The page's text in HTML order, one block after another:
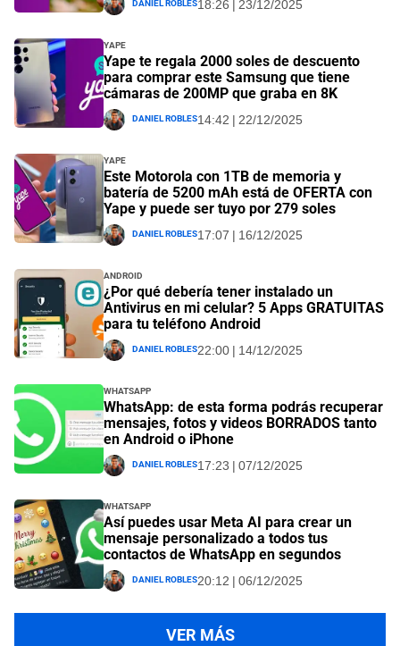
18:26 | 23/12/2025
Yape
Yape te regala 2000 soles de descuento
para comprar este Samsung que tiene
cámaras de 200MP que graba en 8K
Daniel Robles14:42 | 22/12/2025
Yape
Este Motorola con 1TB de memoria y
batería de 5200 mAh está de OFERTA con
Yape y puede ser tuyo por 279 soles
Daniel Robles17:07 | 16/12/2025
Android
¿Por qué debería tener instalado un
Antivirus en mi celular? 5 Apps GRATUITAS
para tu teléfono Android
Daniel Robles22:00 | 14/12/2025
Whatsapp
WhatsApp: de esta forma podrás recuperar
mensajes, fotos y videos BORRADOS tanto
en Android o iPhone
Daniel Robles17:23 | 07/12/2025
Whatsapp
Así puedes usar Meta AI para crear un
mensaje personalizado a todos tus
contactos de WhatsApp en segundos
Daniel Robles20:12 | 06/12/2025
VER MÁS